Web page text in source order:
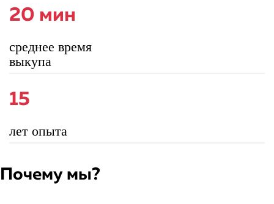
20 мин
среднее время
выкупа
15
лет опыта
Почему мы?